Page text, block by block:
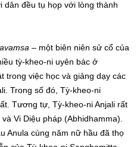
đều tụ họp với lòng thành
– một biên niên sử cổ của
tỳ-kheo-ni uyên bác ở
trong việc học và giảng dạy các
Trong số đó, Tỳ-kheo-ni
Tương tự, Tỳ-kheo-ni Anjali rất
Vi Diệu pháp (Abhidhamma).
Anula cùng năm nữ hầu đã thọ